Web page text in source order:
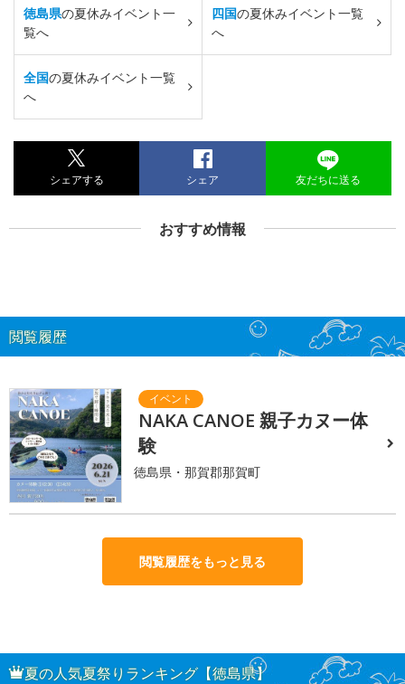
徳島県の夏休みイベント一
覧へ
四国の夏休みイベント一覧
へ
全国の夏休みイベント一覧
へ
シェアする シェア 友だちに送る
おすすめ情報
閲覧履歴
NAKA CANOE 親子カヌー体
験
徳島県・那賀郡那賀町
閲覧履歴をもっと見る
夏の人気夏祭りランキング【徳島県】